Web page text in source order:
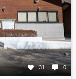
31 0